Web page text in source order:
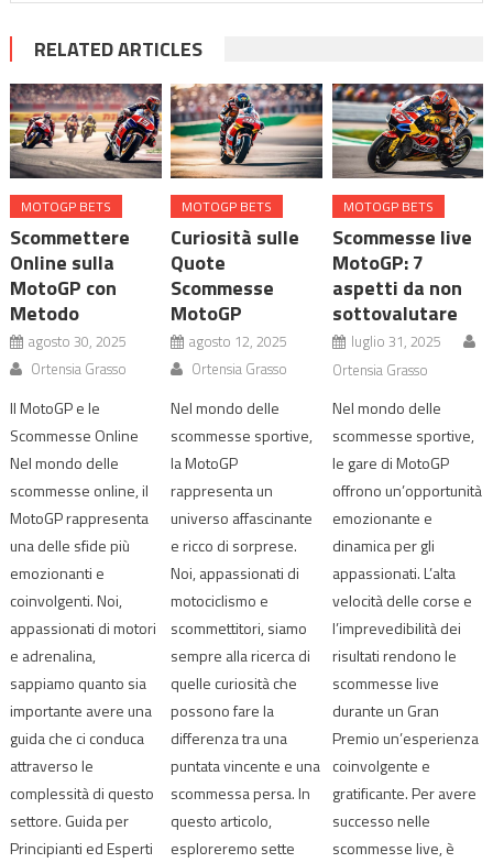
RELATED ARTICLES
MOTOGP BETS
Scommettere
Online sulla
MotoGP con
Metodo
agosto 30, 2025
Ortensia Grasso
Il MotoGP e le
Scommesse Online
Nel mondo delle
scommesse online, il
MotoGP rappresenta
una delle sfide più
emozionanti e
coinvolgenti. Noi,
appassionati di motori
e adrenalina,
sappiamo quanto sia
importante avere una
guida che ci conduca
attraverso le
complessità di questo
settore. Guida per
Principianti ed Esperti
MOTOGP BETS
Curiosità sulle
Quote
Scommesse
MotoGP
agosto 12, 2025
Ortensia Grasso
Nel mondo delle
scommesse sportive,
la MotoGP
rappresenta un
universo affascinante
e ricco di sorprese.
Noi, appassionati di
motociclismo e
scommettitori, siamo
sempre alla ricerca di
quelle curiosità che
possono fare la
differenza tra una
puntata vincente e una
scommessa persa. In
questo articolo,
esploreremo sette
MOTOGP BETS
Scommesse live
MotoGP: 7
aspetti da non
sottovalutare
luglio 31, 2025
Ortensia Grasso
Nel mondo delle
scommesse sportive,
le gare di MotoGP
offrono un’opportunità
emozionante e
dinamica per gli
appassionati. L’alta
velocità delle corse e
l’imprevedibilità dei
risultati rendono le
scommesse live
durante un Gran
Premio un’esperienza
coinvolgente e
gratificante. Per avere
successo nelle
scommesse live, è